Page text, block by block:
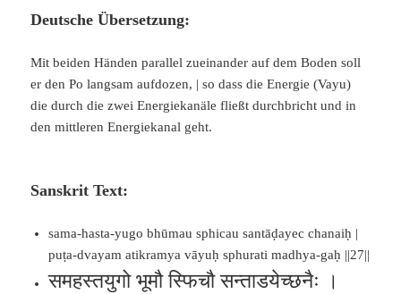
Deutsche Übersetzung:
Mit beiden Händen parallel zueinander auf dem Boden soll
er den Po langsam aufdozen, | so dass die Energie (Vayu)
die durch die zwei Energiekanäle fließt durchbricht und in
den mittleren Energiekanal geht.
Sanskrit Text:
sama-hasta-yugo bhūmau sphicau santāḍayec chanaiḥ |
puṭa-dvayam atikramya vāyuḥ sphurati madhya-gaḥ ||27||
समहस्तयुगो भूमौ स्फिचौ सन्ताडयेच्छनैः ।